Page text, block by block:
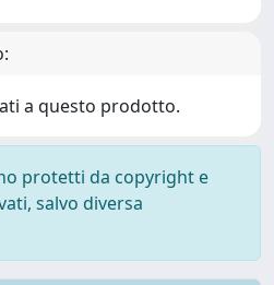
a questo prodotto.
protetti da copyright e
salvo diversa